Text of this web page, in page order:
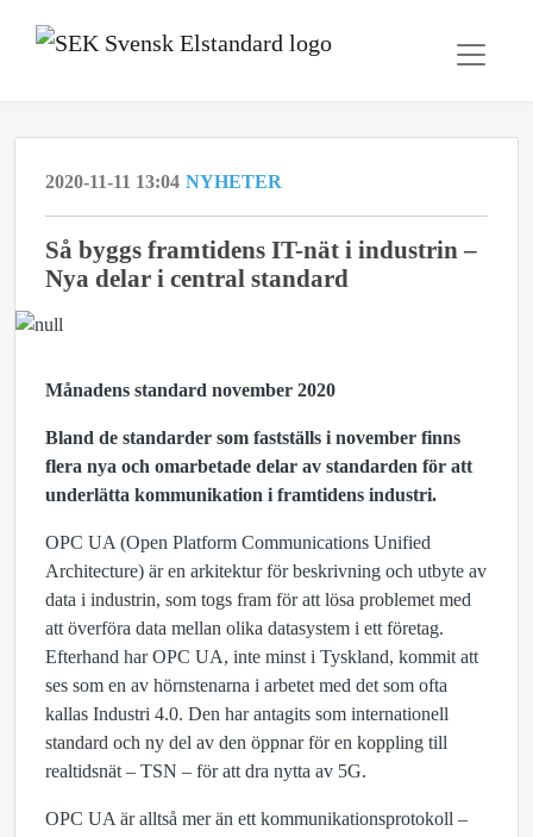
2020-11-11 13:04 NYHETER
Så byggs framtidens IT-nät i industrin –
Nya delar i central standard
Månadens standard november 2020
Bland de standarder som fastställs i november finns
flera nya och omarbetade delar av standarden för att
underlätta kommunikation i framtidens industri.
OPC UA (Open Platform Communications Unified
Architecture) är en arkitektur för beskrivning och utbyte av
data i industrin, som togs fram för att lösa problemet med
att överföra data mellan olika datasystem i ett företag.
Efterhand har OPC UA, inte minst i Tyskland, kommit att
ses som en av hörnstenarna i arbetet med det som ofta
kallas Industri 4.0. Den har antagits som internationell
standard och ny del av den öppnar för en koppling till
realtidsnät – TSN – för att dra nytta av 5G.
OPC UA är alltså mer än ett kommunikationsprotokoll –